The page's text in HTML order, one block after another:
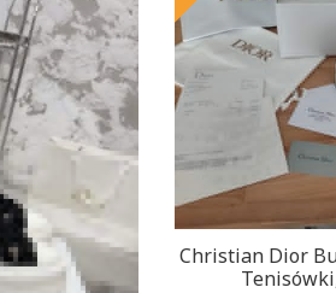
Christian Dior